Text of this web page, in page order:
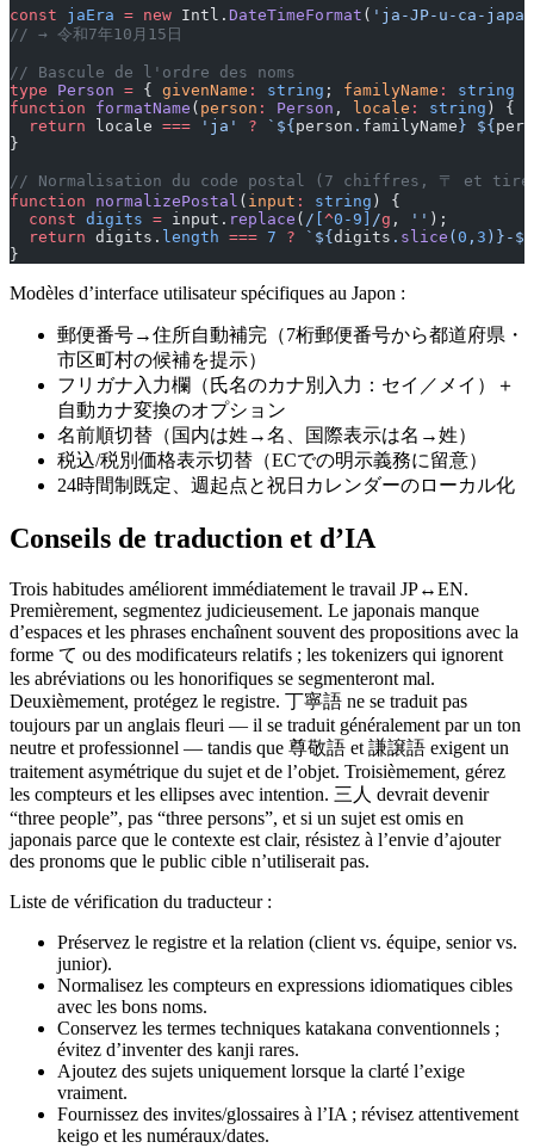
const jaEra = new Intl. DateTimeFormat ( 'ja-JP-u-ca-
// → 令和7年10月15日
// Bascule de l'ordre des noms
type Person = { givenName : string ; familyName : string
function formatName ( person : Person , locale : string ) {
  return
locale === 'ja' ? `${ person . familyName } ${
}
// Normalisation du code postal (7 chiffres, 〒 et
function normalizePostal ( input : string ) {
  const
digits = input. replace ( / ^0-9] /g , '' );
  return
digits. length === 7 ? `${ digits . slice ( 0 , 3 ) }-${
}
Modèles d’interface utilisateur spécifiques au Japon :
郵便番号→住所自動補完（7桁郵便番号から都道府県・
市区町村の候補を提示）
フリガナ入力欄（氏名のカナ別入力：セイ／メイ）＋
自動カナ変換のオプション
名前順切替（国内は姓→名、国際表示は名→姓）
税込/税別価格表示切替（ECでの明示義務に留意）
24時間制既定、週起点と祝日カレンダーのローカル化
Conseils de traduction et d’IA
Trois habitudes améliorent immédiatement le travail JP↔EN.
Premièrement, segmentez judicieusement. Le japonais manque
d’espaces et les phrases enchaînent souvent des propositions avec la
forme て ou des modificateurs relatifs ; les tokenizers qui ignorent
les abréviations ou les honorifiques se segmenteront mal.
Deuxièmement, protégez le registre. 丁寧語 ne se traduit pas
toujours par un anglais fleuri — il se traduit généralement par un ton
neutre et professionnel — tandis que 尊敬語 et 謙譲語 exigent un
traitement asymétrique du sujet et de l’objet. Troisièmement, gérez
les compteurs et les ellipses avec intention. 三人 devrait devenir
“three people”, pas “three persons”, et si un sujet est omis en
japonais parce que le contexte est clair, résistez à l’envie d’ajouter
des pronoms que le public cible n’utiliserait pas.
Liste de vérification du traducteur :
Préservez le registre et la relation (client vs. équipe, senior vs.
junior).
Normalisez les compteurs en expressions idiomatiques cibles
avec les bons noms.
Conservez les termes techniques katakana conventionnels ;
évitez d’inventer des kanji rares.
Ajoutez des sujets uniquement lorsque la clarté l’exige
vraiment.
Fournissez des invites/glossaires à l’IA ; révisez attentivement
keigo et les numéraux/dates.